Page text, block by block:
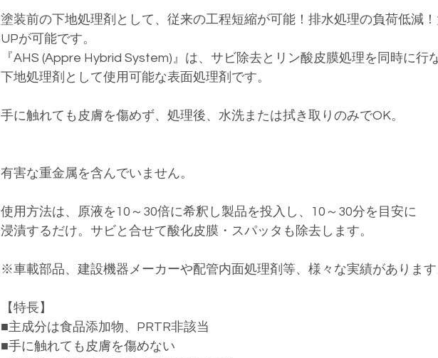
塗装前の下地処理剤として、従来の工程短縮が可能！排水処理の負荷低減
UPが可能です。
『AHS (Appre Hybrid System)』は、サビ除去とリン酸皮膜処理を同時に行
下地処理剤として使用可能な表面処理剤です。
手に触れても皮膚を傷めず、処理後、水洗または拭き取りのみでOK。
有害な重金属を含んでいません。
使用方法は、原液を10～30倍に希釈し製品を投入し、10～30分を目安に
浸漬するだけ。サビと合せて酸化皮膜・スパッタも除去します。
※車載部品、建設機器メーカーや配管内面処理剤等、様々な実績がありま
【特長】
■主成分は食品添加物、PRTR非該当
■手に触れても皮膚を傷めない